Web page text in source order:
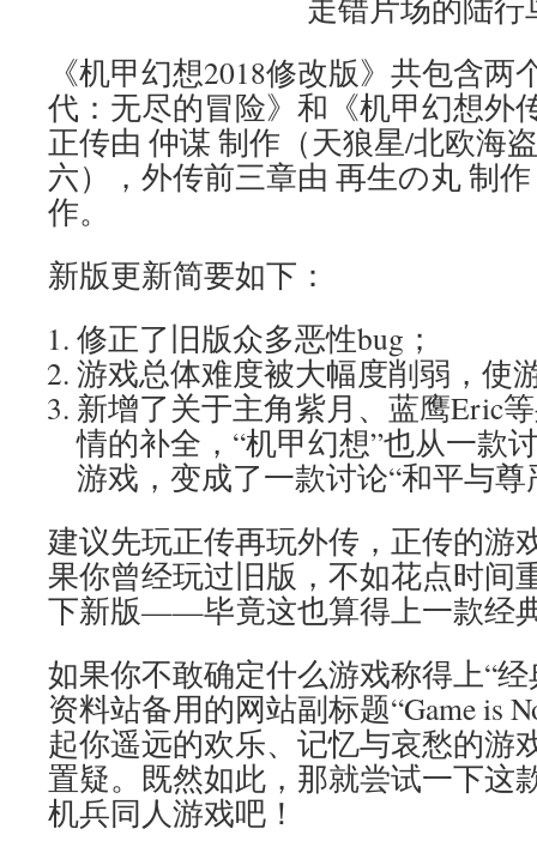
走错片场的陆行
《机甲幻想2018修改版》共包含
代：无尽的冒险》和《机甲幻想外
正传由 仲谋 制作（天狼星/北欧海
六），外传前三章由 再生の丸 制
作。
新版更新简要如下：
修正了旧版众多恶性bug；
游戏总体难度被大幅度削弱，使
新增了关于主角紫月、蓝鹰Eric
情的补全，“机甲幻想”也从一款
游戏，变成了一款讨论“和平与尊
建议先玩正传再玩外传，正传的游
果你曾经玩过旧版，不如花点时间
下新版——毕竟这也算得上一款经
如果你不敢确定什么游戏称得上“
资料站备用的网站副标题“Game is
起你遥远的欢乐、记忆与哀愁的游
置疑。既然如此，那就尝试一下这
机兵同人游戏吧！